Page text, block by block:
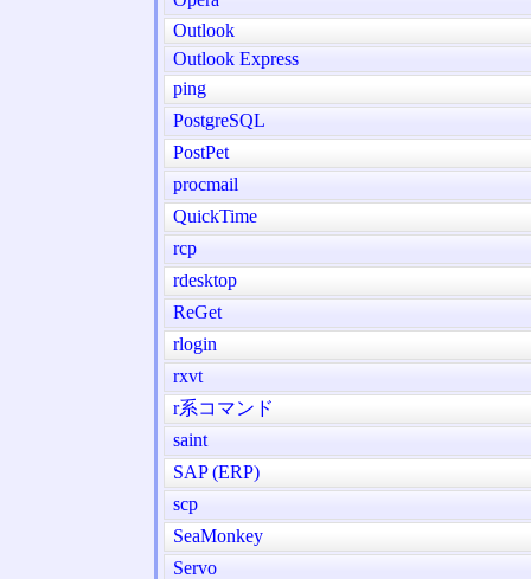
Outlook
Outlook Express
ping
PostgreSQL
PostPet
procmail
QuickTime
rcp
rdesktop
ReGet
rlogin
rxvt
r系コマンド
saint
SAP (ERP)
scp
SeaMonkey
Servo